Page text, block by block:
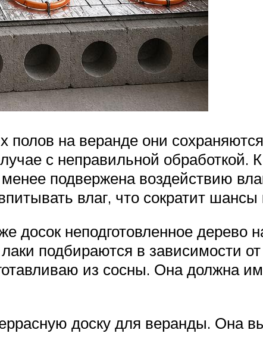
на веранде они
с неправильной обработкой.
подвержена воздействию
влаг, что сократит
досок неподготовленное дерево
подбираются в зависимости
из сосны. Она должна
доску для веранды. Она